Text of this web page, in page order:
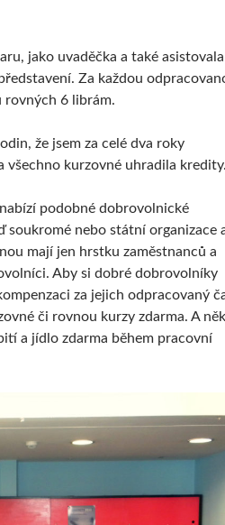
jako uvaděčka a také
Za každou
rovných 6 librám.
že jsem za celé dva roky
všechno kurzovné uhradila
podobné dobrovolnické
soukromé nebo státní organizace
mají jen hrstku zaměstnanců a
Aby si dobré dobrovolníky
za jejich odpracovaný
či rovnou kurzy zdarma. A
a jídlo zdarma během pracovní